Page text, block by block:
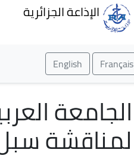
الإذاعة الجزائرية
Français
English
الجامعة
لمناقشة